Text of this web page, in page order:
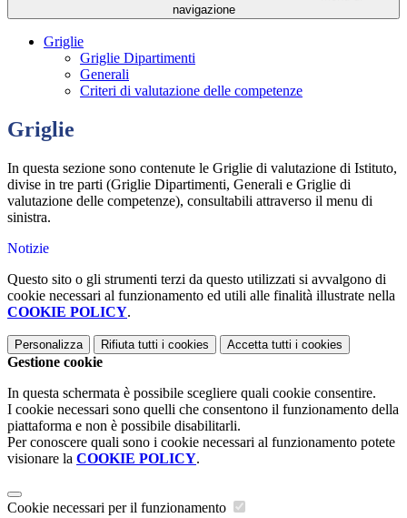
navigazione
Griglie
Griglie Dipartimenti
Generali
Criteri di valutazione delle competenze
Griglie
In questa sezione sono contenute le Griglie di valutazione di Istituto,
divise in tre parti (Griglie Dipartimenti, Generali e Griglie di
valutazione delle competenze), consultabili attraverso il menu di
sinistra.
Notizie
Questo sito o gli strumenti terzi da questo utilizzati si avvalgono di
cookie necessari al funzionamento ed utili alle finalità illustrate nella
COOKIE POLICY.
Personalizza Rifiuta tutti i cookies Accetta tutti i cookies
Gestione cookie
In questa schermata è possibile scegliere quali cookie consentire.
I cookie necessari sono quelli che consentono il funzionamento della
piattaforma e non è possibile disabilitarli.
Per conoscere quali sono i cookie necessari al funzionamento potete
visionare la COOKIE POLICY.
Cookie necessari per il funzionamento